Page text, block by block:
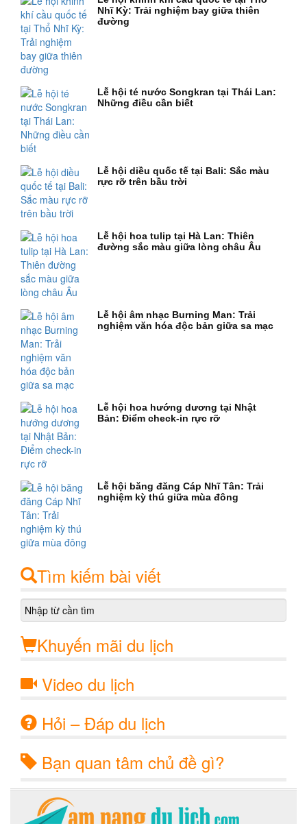
Nhĩ Kỳ: Trải nghiệm bay giữa thiên
đường
Lễ hội té nước Songkran tại Thái Lan:
Những điều cần biết
Lễ hội diều quốc tế tại Bali: Sắc màu
rực rỡ trên bầu trời
Lễ hội hoa tulip tại Hà Lan: Thiên
đường sắc màu giữa lòng châu Âu
Lễ hội âm nhạc Burning Man: Trải
nghiệm văn hóa độc bản giữa sa mạc
Lễ hội hoa hướng dương tại Nhật
Bản: Điểm check-in rực rỡ
Lễ hội băng đăng Cáp Nhĩ Tân: Trải
nghiệm kỳ thú giữa mùa đông
Tìm kiếm bài viết
Khuyến mãi du lịch
Video du lịch
Hỏi – Đáp du lịch
Bạn quan tâm chủ đề gì?